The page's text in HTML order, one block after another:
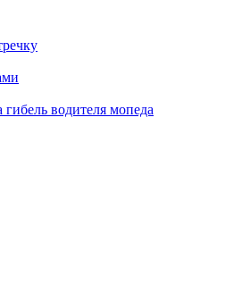
водителя мопеда